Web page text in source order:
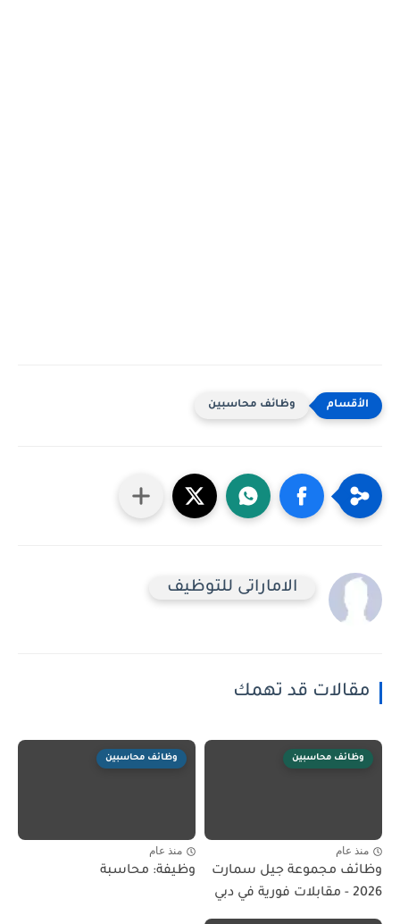
وظائف محاسبين
الاماراتى للتوظيف
مقالات قد تهمك
وظائف محاسبين
منذ عام
وظائف مجموعة جيل سمارت
2026 - مقابلات فورية في دبي
وظائف محاسبين
منذ عام
وظيفة: محاسبة